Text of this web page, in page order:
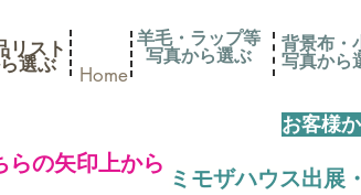
リスト
選ぶ Home
らの矢印上から
羊毛・ラップ等
写真から選ぶ
背景布・
写真から
お客様
ミモザハウス出展